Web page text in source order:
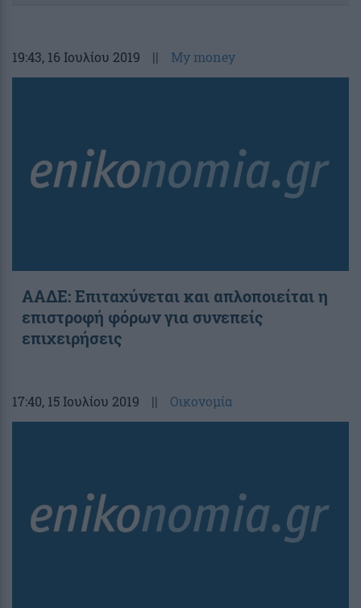
19:43, 16 Ιουλίου 2019 || My money
ΑΑΔΕ: Επιταχύνεται και απλοποιείται η
επιστροφή φόρων για συνεπείς
επιχειρήσεις
17:40, 15 Ιουλίου 2019 || Οικονομία